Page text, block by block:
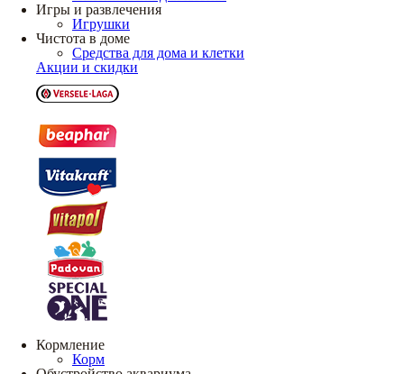
Игры и развлечения
Игрушки
Чистота в доме
Средства для дома и клетки
Акции и скидки
Кормление
Корм